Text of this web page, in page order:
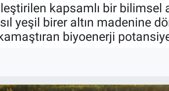
kapsamlı bir bilimsel
yeşil birer altın madenine
biyoenerji